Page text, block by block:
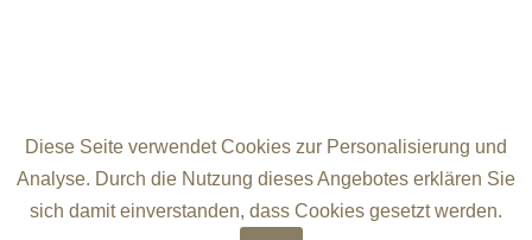
Diese Seite verwendet Cookies zur Personalisierung und
Analyse. Durch die Nutzung dieses Angebotes erklären Sie
sich damit einverstanden, dass Cookies gesetzt werden.